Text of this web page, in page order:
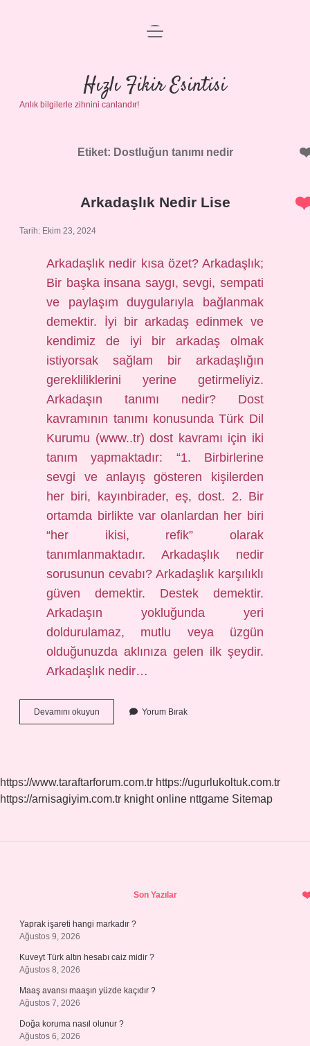
Anasayfa
Gizlilik Politikası
Yasal Uyarı
menüyü
Hızlı Fikir Esintisi
Anlık bilgilerle zihnini canlandır!
Etiket: Dostluğun tanımı nedir
Arkadaşlık Nedir Lise
Tarih: Ekim 23, 2024
Arkadaşlık nedir kısa özet? Arkadaşlık;
Bir başka insana saygı, sevgi, sempati
ve paylaşım duygularıyla bağlanmak
demektir. İyi bir arkadaş edinmek ve
kendimiz de iyi bir arkadaş olmak
istiyorsak sağlam bir arkadaşlığın
gerekliliklerini yerine getirmeliyiz.
Arkadaşın tanımı nedir? Dost
kavramının tanımı konusunda Türk Dil
Kurumu (www..tr) dost kavramı için iki
tanım yapmaktadır: “1. Birbirlerine
sevgi ve anlayış gösteren kişilerden
her biri, kayınbirader, eş, dost. 2. Bir
ortamda birlikte var olanlardan her biri
“her ikisi, refik” olarak
tanımlanmaktadır. Arkadaşlık nedir
sorusunun cevabı? Arkadaşlık karşılıklı
güven demektir. Destek demektir.
Arkadaşın yokluğunda yeri
doldurulamaz, mutlu veya üzgün
olduğunuzda aklınıza gelen ilk şeydir.
Arkadaşlık nedir…
Devamını okuyun Arkadaşlık
Nedir
Yorum Bırak
https://www.taraftarforum.com.tr https://ugurlukoltuk.com.tr
https://arnisagiyim.com.tr knight online nttgame Sitemap
Son Yazılar
Yaprak işareti hangi markadır ?
Ağustos 9, 2026
Kuveyt Türk altın hesabı caiz midir ?
Ağustos 8, 2026
Maaş avansı maaşın yüzde kaçıdır ?
Ağustos 7, 2026
Doğa koruma nasıl olunur ?
Ağustos 6, 2026